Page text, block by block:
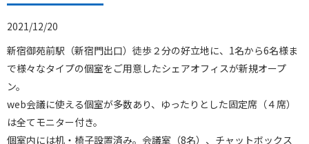
2021/12/20
新宿御苑前駅（新宿門出口）徒歩２分の好立地に、1名から6名様ま
で様々なタイプの個室をご用意したシェアオフィスが新規オープ
ン。
web会議に使える個室が多数あり、ゆったりとした固定席（４席）
は全てモニター付き。
個室内には机・椅子設置済み。会議室（8名）、チャットボックス